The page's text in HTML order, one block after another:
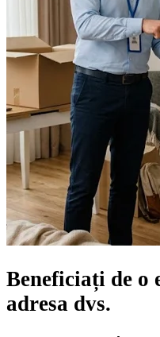
Beneficiați de o
adresa dvs.